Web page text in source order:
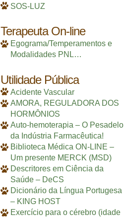
SOS-LUZ
Terapeuta On-line
Egograma/Temperamentos e
Modalidades PNL…
Utilidade Pública
Acidente Vascular
AMORA, REGULADORA DOS
HORMÔNIOS
Auto-hemoterapia – O Pesadelo
da Indústria Farmacêutica!
Biblioteca Médica ON-LINE –
Um presente MERCK (MSD)
Descritores em Ciência da
Saúde – DeCS
Dicionário da Língua Portugesa
– KING HOST
Exercício para o cérebro (idade